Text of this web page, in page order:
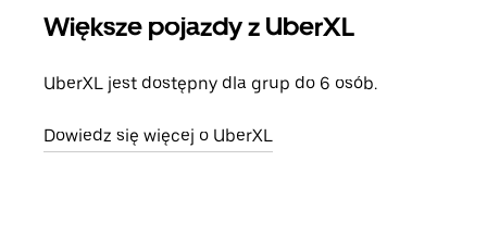
Większe pojazdy z UberXL
UberXL jest dostępny dla grup do 6 osób.
Dowiedz się więcej o UberXL